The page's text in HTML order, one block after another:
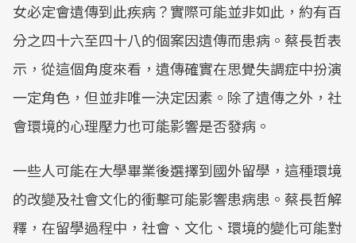
女必定會遺傳到此疾病？實際可能並非如此，約有百
分之四十六至四十八的個案因遺傳而患病。蔡長哲表
示，從這個角度來看，遺傳確實在思覺失調症中扮演
一定角色，但並非唯一決定因素。除了遺傳之外，社
會環境的心理壓力也可能影響是否發病。
一些人可能在大學畢業後選擇到國外留學，這種環境
的改變及社會文化的衝擊可能影響患病患。蔡長哲解
釋，在留學過程中，社會、文化、環境的變化可能對